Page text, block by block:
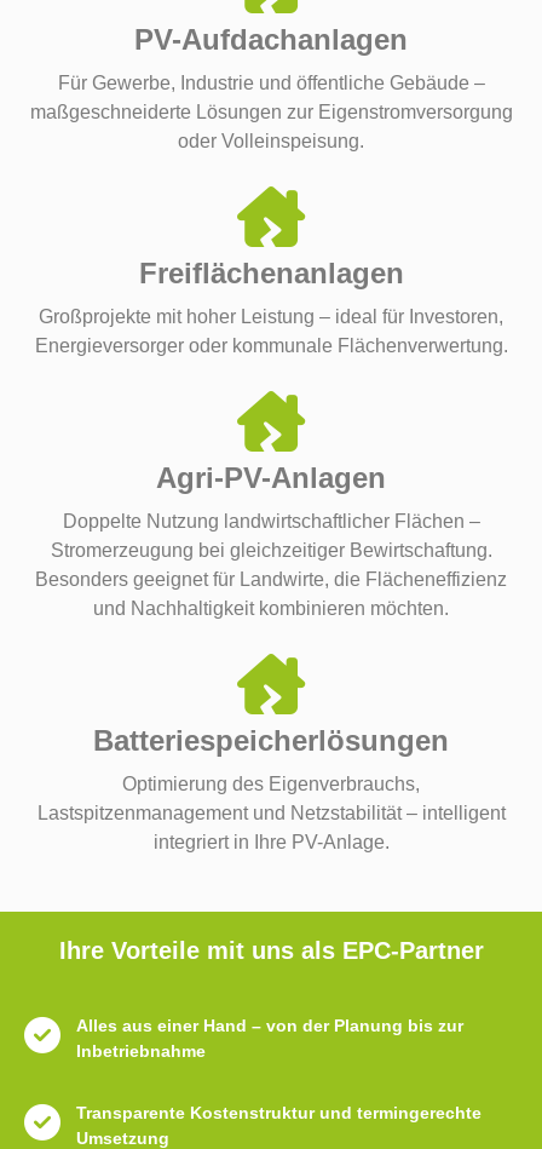
PV-Aufdachanlagen
Für Gewerbe, Industrie und öffentliche Gebäude –
maßgeschneiderte Lösungen zur Eigenstromversorgung
oder Volleinspeisung.
Freiflächenanlagen
Großprojekte mit hoher Leistung – ideal für Investoren,
Energieversorger oder kommunale Flächenverwertung.
Agri-PV-Anlagen
Doppelte Nutzung landwirtschaftlicher Flächen –
Stromerzeugung bei gleichzeitiger Bewirtschaftung.
Besonders geeignet für Landwirte, die Flächeneffizienz
und Nachhaltigkeit kombinieren möchten.
Batteriespeicherlösungen
Optimierung des Eigenverbrauchs,
Lastspitzenmanagement und Netzstabilität – intelligent
integriert in Ihre PV-Anlage.
Ihre Vorteile mit uns als EPC-Partner
Alles aus einer Hand – von der Planung bis zur
Inbetriebnahme
Transparente Kostenstruktur und termingerechte
Umsetzung